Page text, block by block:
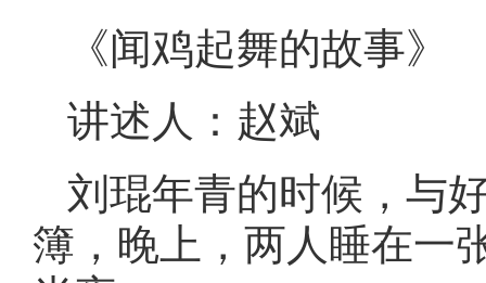
《闻鸡起舞的故事》
讲述人：赵斌
刘琨年青的时候，与
簿，晚上，两人睡在一